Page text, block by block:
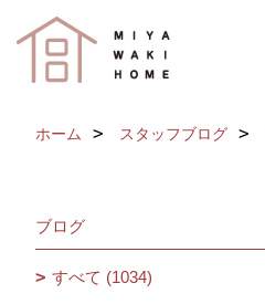
ホーム スタッフブログ
ブログ
すべて (1034)